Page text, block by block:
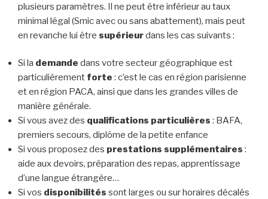
plusieurs paramètres. Il ne peut être inférieur au taux
minimal légal (Smic avec ou sans abattement), mais peut
en revanche lui être supérieurdans les cas suivants :
Si la demande dans votre secteur géographique est
particulièrement forte : c’est le cas en région parisienne
et en région PACA, ainsi que dans les grandes villes de
manière générale.
Si vous avez des qualifications particulières : BAFA,
premiers secours, diplôme de la petite enfance
Si vous proposez des prestations supplémentaires :
aide aux devoirs, préparation des repas, apprentissage
d’une langue étrangère…
Si vos disponibilités sont larges ou sur horaires décalés